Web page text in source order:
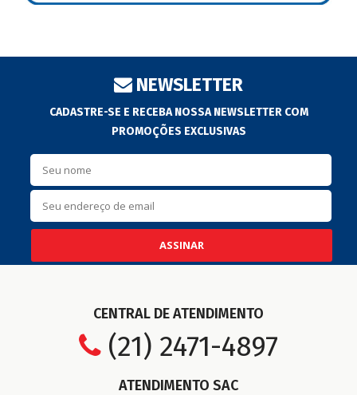
NEWSLETTER
CADASTRE-SE E RECEBA NOSSA NEWSLETTER COM
PROMOÇÕES EXCLUSIVAS
ASSINAR
CENTRAL DE ATENDIMENTO
(21) 2471-4897
ATENDIMENTO SAC